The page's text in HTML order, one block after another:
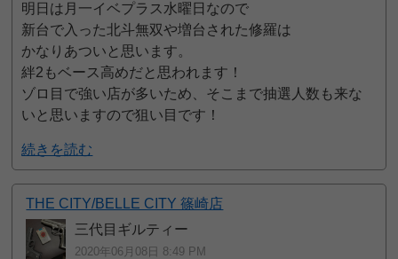
明日は月一イベプラス水曜日なので
新台で入った北斗無双や増台された修羅は
かなりあついと思います。
絆2もベース高めだと思われます！
ゾロ目で強い店が多いため、そこまで抽選人数も来な
いと思いますので狙い目です！
続きを読む
THE CITY/BELLE CITY 篠崎店
三代目ギルティー
2020年06月08日 8:49 PM